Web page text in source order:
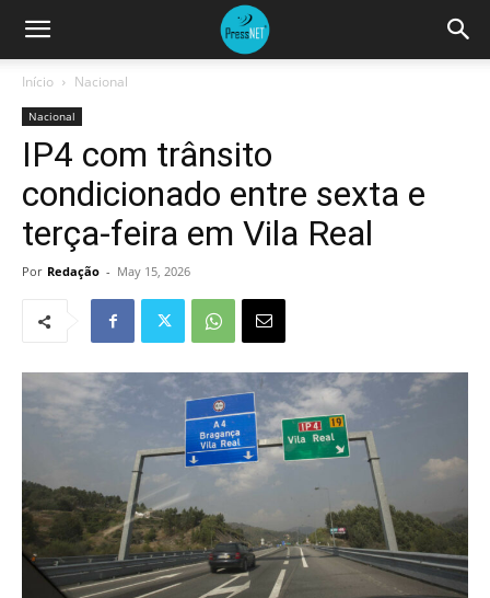
Início Nacional
Nacional
IP4 com trânsito
condicionado entre sexta e
terça-feira em Vila Real
Por Redação - May 15, 2026